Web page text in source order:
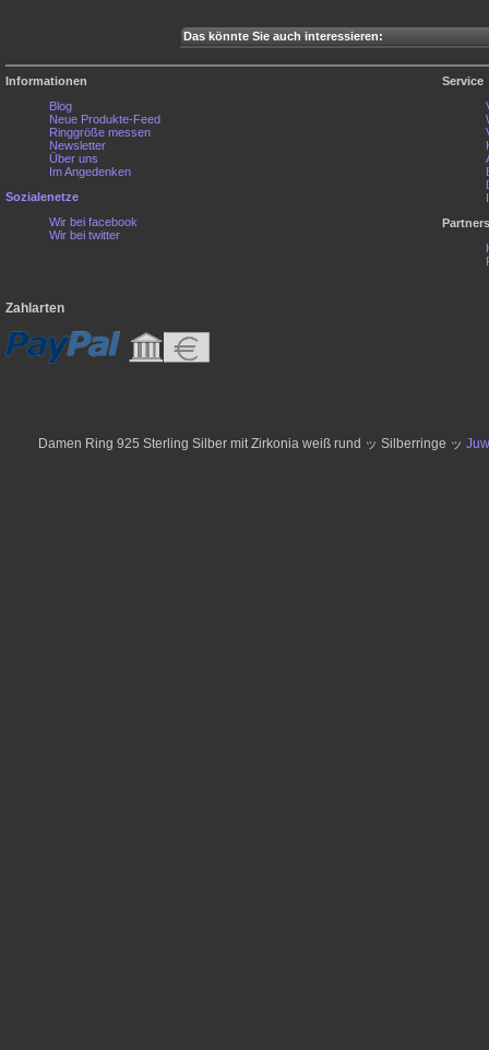
Das könnte Sie auch interessieren:
Informationen
Blog
Neue Produkte-Feed
Ringgröße messen
Newsletter
Über uns
Im Angedenken
Sozialenetze
Wir bei facebook
Wir bei twitter
Service
Zahlarten
Damen Ring 925 Sterling Silber mit Zirkonia weiß rund ッ Silberringe ッ